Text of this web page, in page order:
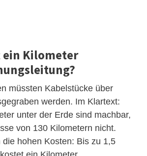
ein Kilometer
müssten Kabelstücke über
werden. Im Klartext:
unter der Erde sind machbar,
von 130 Kilometern nicht.
die hohen Kosten: Bis zu 1,5